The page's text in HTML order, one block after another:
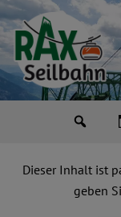
Zum
Inhalt
springen
Dieser Inhalt ist
geben